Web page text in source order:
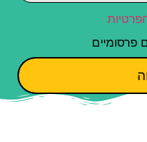
פרסומיים